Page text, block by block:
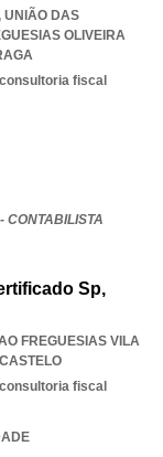
UNIÃO DAS
OLIVEIRA
fiscal
CONTABILISTA
Sp,
FREGUESIAS VILA
fiscal